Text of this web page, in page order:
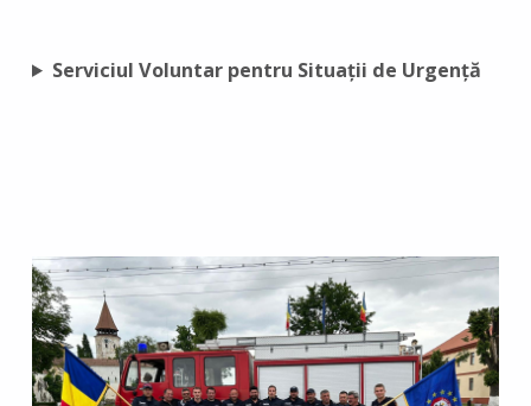
Serviciul Voluntar pentru Situații de Urgență